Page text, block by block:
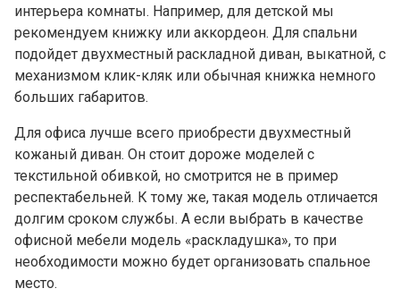
интерьера комнаты. Например, для детской мы
рекомендуем книжку или аккордеон. Для спальни
подойдет двухместный раскладной диван, выкатной, с
механизмом клик-кляк или обычная книжка немного
больших габаритов.
Для офиса лучше всего приобрести двухместный
кожаный диван. Он стоит дороже моделей с
текстильной обивкой, но смотрится не в пример
респектабельней. К тому же, такая модель отличается
долгим сроком службы. А если выбрать в качестве
офисной мебели модель «раскладушка», то при
необходимости можно будет организовать спальное
место.